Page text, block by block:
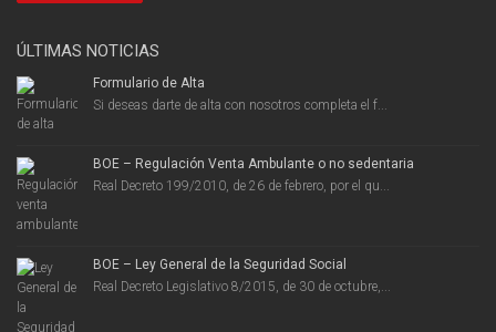
ÚLTIMAS NOTICIAS
Formulario de Alta
Si deseas darte de alta con nosotros completa el f...
BOE – Regulación Venta Ambulante o no sedentaria
Real Decreto 199/2010, de 26 de febrero, por el qu...
BOE – Ley General de la Seguridad Social
Real Decreto Legislativo 8/2015, de 30 de octubre,...